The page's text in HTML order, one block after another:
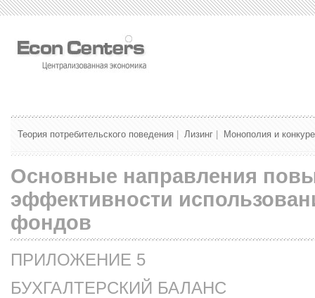
Теория потребительского поведения Лизинг Монополия и
Основные направления
эффективности
фондов
ПРИЛОЖЕНИЕ 5
БУХГАЛТЕРСКИЙ БАЛАНС